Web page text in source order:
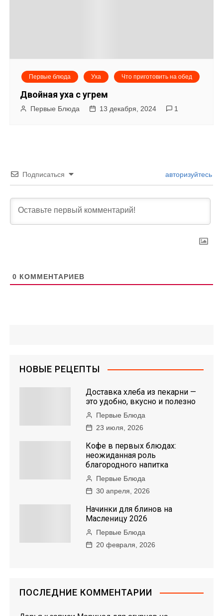
Первые блюда Уха Что приготовить на обед
Двойная уха с угрем
Первые Блюда 13 декабря, 2024 1
Подписаться авторизуйтесь
0 КОММЕНТАРИЕВ
НОВЫЕ РЕЦЕПТЫ
Доставка хлеба из пекарни —
это удобно, вкусно и полезно
Первые Блюда
23 июля, 2026
Кофе в первых блюдах:
неожиданная роль
благородного напитка
Первые Блюда
30 апреля, 2026
Начинки для блинов на
Масленицу 2026
Первые Блюда
20 февраля, 2026
ПОСЛЕДНИЕ КОММЕНТАРИИ